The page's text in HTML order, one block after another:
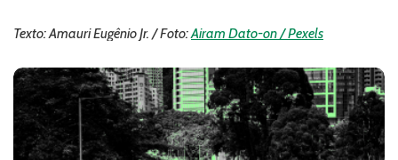
Texto: Amauri Eugênio Jr. / Foto:Airam Dato-on / Pexels